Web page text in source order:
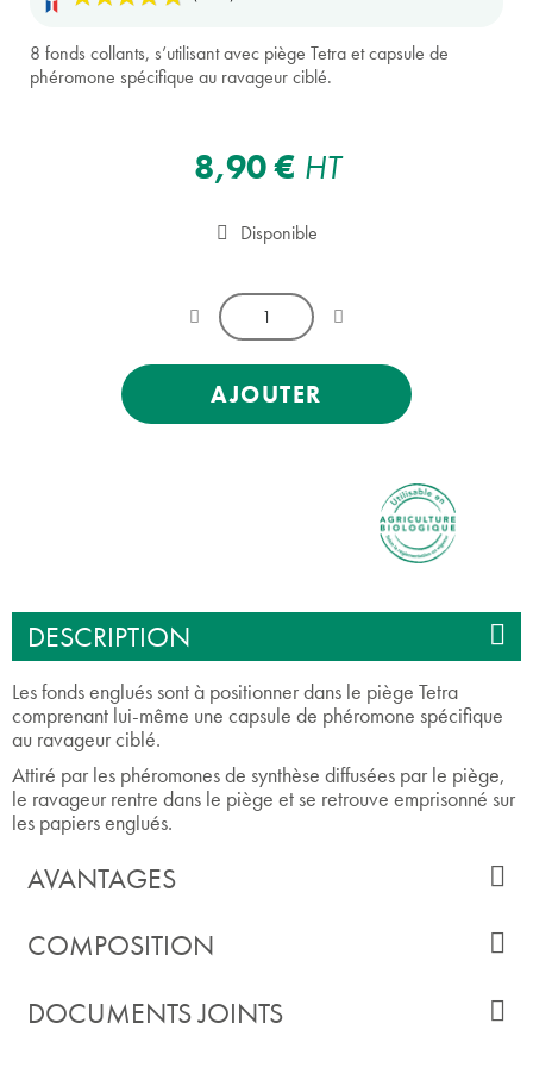
(2 avis)
8 fonds collants, s’utilisant avec piège Tetra et capsule de
phéromone spécifique au ravageur ciblé.
8,90 € HT
Disponible
AJOUTER
DESCRIPTION
Les fonds englués sont à positionner dans le piège Tetra
comprenant lui-même une capsule de phéromone spécifique
au ravageur ciblé.
Attiré par les phéromones de synthèse diffusées par le piège,
le ravageur rentre dans le piège et se retrouve emprisonné sur
les papiers englués.
AVANTAGES
COMPOSITION
DOCUMENTS JOINTS